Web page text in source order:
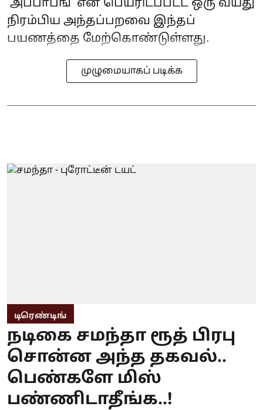
'அப்பாபங்' என பெயரிடப்பட்ட ஒரு வயது
நிரம்பிய அந்தப்பறவை இந்தப்
பயணத்தை மேற்கொண்டுள்ளது.
முழுமையாகப் படிக்க
டிரெண்டிங்
நடிகை சமந்தா ரூத் பிரபு
சொன்ன அந்த தகவல்..
பெண்களே மிஸ்
பண்ணிடாதீங்க..!